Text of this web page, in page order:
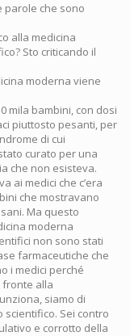
parole che sono
alla medicina
Sto criticando il
moderna viene
mila bambini, con dosi
piuttosto pesanti, per
di cui
curato per una
che non esisteva.
ai medici che c’era
che mostravano
Ma questo
moderna
non sono stati
farmaceutiche che
i medici perché
fronte alla
siamo di
Sei contro
e corrotto della